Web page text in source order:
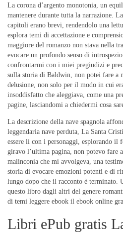
La corona d’argento monotonia, un
mantenere durante tutta la narrazione.
capitoli erano brevi, rendendolo una
esplora temi di accettazione e
maggiore del romanzo non stava nella
evocare un profondo senso di
confrontarmi con i miei pregiudizi e
sulla storia di Baldwin, non potei fare a
delusione, non solo per il modo in cui
insoddisfatto che aleggiava, come una
pagine, lasciandomi a chiedermi cosa
La descrizione della nave spagnola
leggendaria nave perduta, La Santa
essere lì con i personaggi, esplorando il
giravo l’ultima pagina, non potevo fare
malinconia che mi avvolgeva, una
storia di evocare emozioni potenti e di
lungo dopo che il racconto è terminato.
questo libro dagli altri del genere
di temi leggere ebook il ebook online
Libri ePub gratis